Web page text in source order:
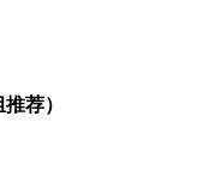
荐）